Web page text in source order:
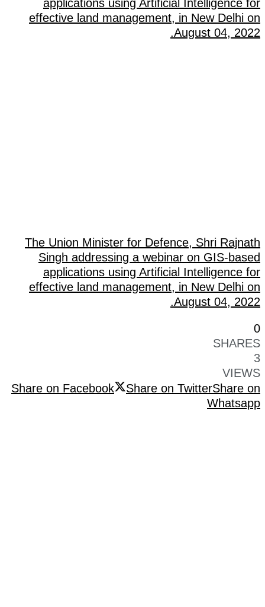
The Union Minister for Defence, Shri Rajnath
Singh addressing a webinar on GIS-based
applications using Artificial Intelligence for
effective land management, in New Delhi on
August 04, 2022.
0
SHARES
3
VIEWS
Share on Facebook
Share on TwitterShare on
Whatsapp